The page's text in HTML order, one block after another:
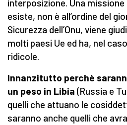
interposizione. Una
esiste, non è all’ordine del
Sicurezza dell’Onu, viene
molti paesi Ue ed ha, nel
ridicole.
Innanzitutto perchè
un peso in Libia (Russia e
quelli che attuano le
saranno anche quelli che